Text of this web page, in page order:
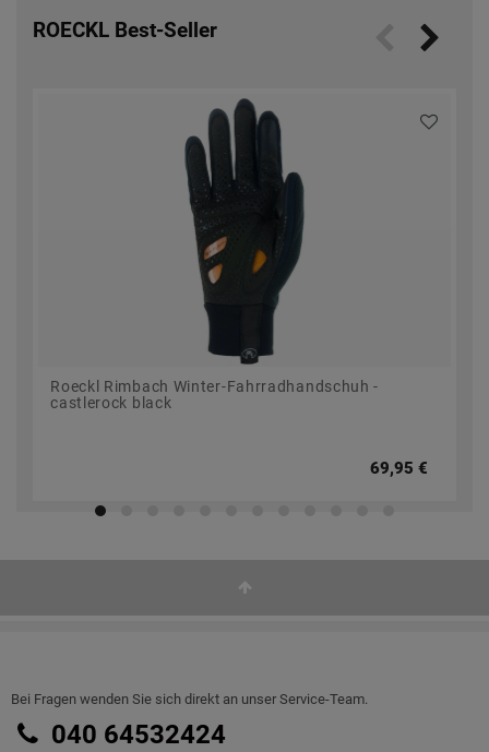
ROECKL Best-Seller
Roeckl Rimbach Winter-Fahrradhandschuh -
castlerock black
69,95 €
Bei Fragen wenden Sie sich direkt an unser Service-Team.
040 64532424